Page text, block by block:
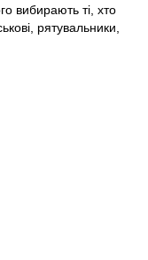
вибирають ті, хто
рятувальники,